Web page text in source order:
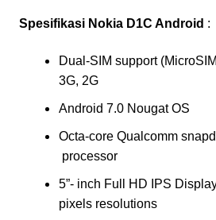
Spesifikasi Nokia D1C Android :
Dual-SIM support
3G, 2G
Android 7.0 Nougat OS
Octa-core Qualcomm
processor
5”- inch Full HD IPS
pixels resolutions